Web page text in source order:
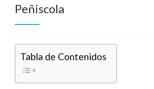
Peñiscola
Tabla de Contenidos